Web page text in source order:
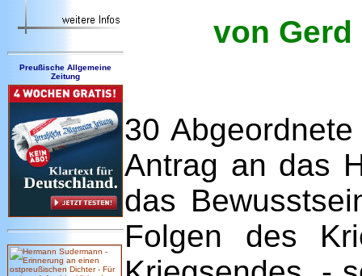
Preußische Allgemeine
Zeitung
von Gerd
30
Antrag an das
das
Folgen des